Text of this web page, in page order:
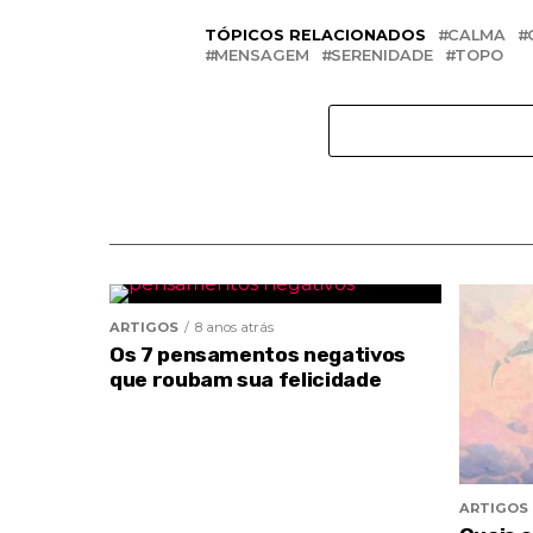
TÓPICOS RELACIONADOS CALMA
MENSAGEM
SERENIDADE TOPO
ARTIGOS 8 anos atrás
Os 7 pensamentos negativos
que roubam sua felicidade
ARTIGOS